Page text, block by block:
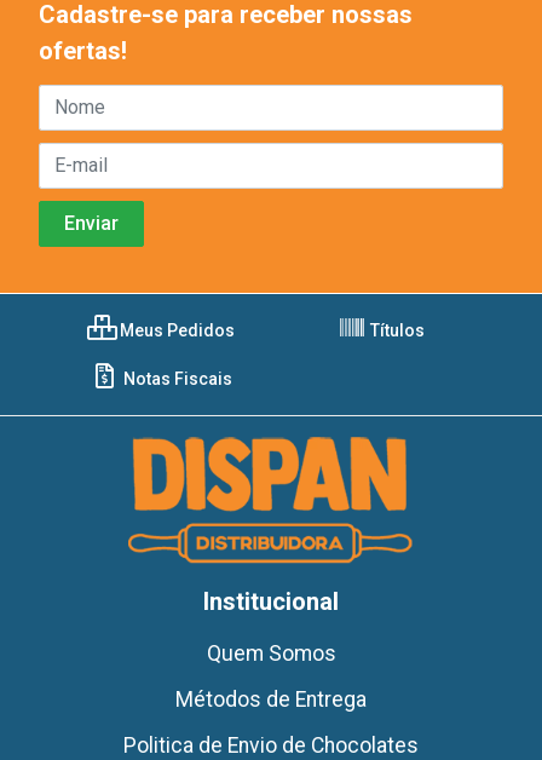
Cadastre-se para receber nossas
ofertas!
Meus Pedidos Títulos
Notas Fiscais
Institucional
Quem Somos
Métodos de Entrega
Politica de Envio de Chocolates